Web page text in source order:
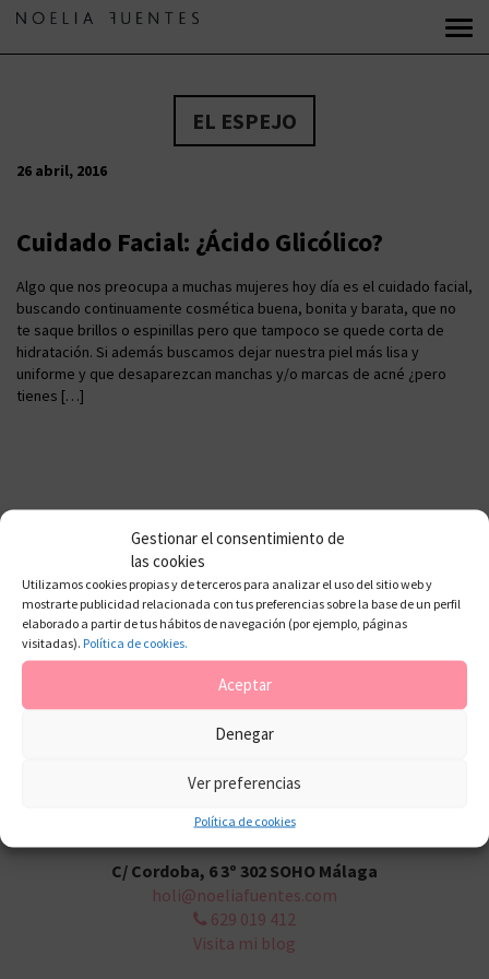
Gestionar el consentimiento de
las cookies
Utilizamos cookies propias y de terceros para analizar el uso del sitio web y
mostrarte publicidad relacionada con tus preferencias sobre la base de un perfil
elaborado a partir de tus hábitos de navegación (por ejemplo, páginas
visitadas). Política de cookies.
Aceptar
Denegar
Ver preferencias
Política de cookies
EL ESPEJO
26 abril, 2016
Cuidado Facial: ¿Ácido Glicólico?
Algo que nos preocupa a muchas mujeres hoy día es el cuidado facial,
buscando continuamente cosmética buena, bonita y barata, que no
te saque brillos o espinillas pero que tampoco se quede corta de
hidratación. Si además buscamos dejar nuestra piel más lisa y
uniforme y que desaparezcan manchas y/o marcas de acné ¿pero
tienes […]
C/ Cordoba, 6 3º 302 SOHO Málaga
holi@noeliafuentes.com
629 019 412
Visita mi blog